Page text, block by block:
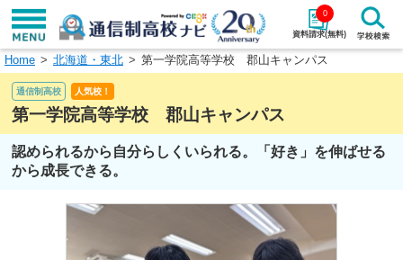
資料請求(無料)
0
学校名で探す
エリアから探す 特徴から探す
北海道・東北
Home 北海道・東北 第一学院高等学校 郡山キャンパス
通信制高校 人気校！
第一学院高等学校 郡山キャンパス
認められるから自分らしくいられる。「好き」を伸ばせる
から成長できる。